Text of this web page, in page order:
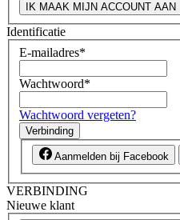
IK MAAK MIJN ACCOUNT AAN
Identificatie
E-mailadres*
Wachtwoord*
Wachtwoord vergeten?
Verbinding
Aanmelden bij Facebook
VERBINDING
Nieuwe klant